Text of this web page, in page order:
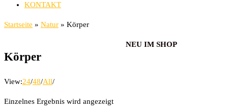
KONTAKT
Startseite » Natur » Körper
Körper
View:24/48/All/
Einzelnes Ergebnis wird angezeigt
NEU IM SHOP